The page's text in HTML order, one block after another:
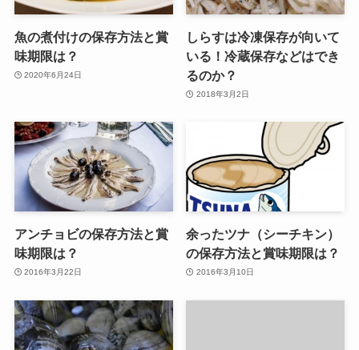
魚の煮付けの保存方法と賞
味期限は？
2020年6月24日
しらすは冷凍保存が向いて
いる！冷蔵保存などはでき
るのか？
2018年3月2日
アンチョビの保存方法と賞
味期限は？
2016年3月22日
余ったツナ（シーチキン）
の保存方法と賞味期限は？
2016年3月10日